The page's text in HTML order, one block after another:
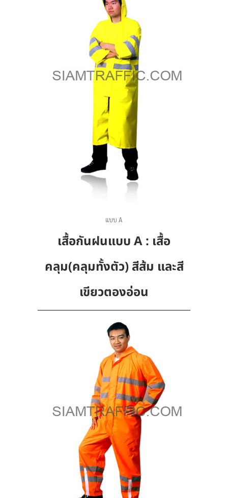
แบบ A
เสื้อกันฝนแบบ A : เสื้อ
คลุม(คลุมทั้งตัว) สีส้ม และสี
เขียวตองอ่อน